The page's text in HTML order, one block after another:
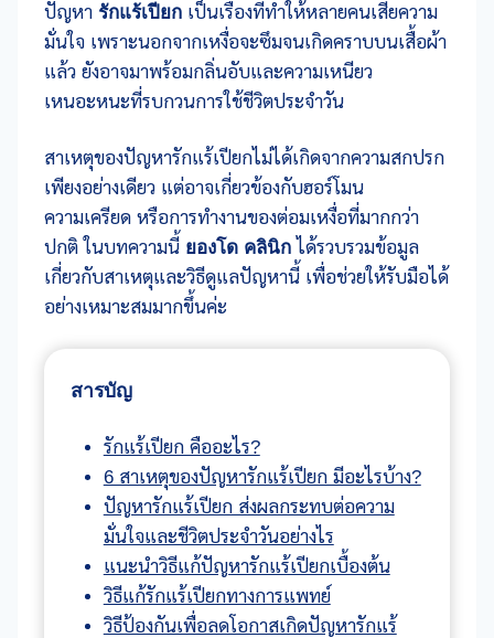
ปัญหา รักแร้เปียก เป็นเรื่องที่ทำให้หลายคนเสียความ
มั่นใจ เพราะนอกจากเหงื่อจะซึมจนเกิดคราบบนเสื้อผ้า
แล้ว ยังอาจมาพร้อมกลิ่นอับและความเหนียว
เหนอะหนะที่รบกวนการใช้ชีวิตประจำวัน
สาเหตุของปัญหารักแร้เปียกไม่ได้เกิดจากความสกปรก
เพียงอย่างเดียว แต่อาจเกี่ยวข้องกับฮอร์โมน
ความเครียด หรือการทำงานของต่อมเหงื่อที่มากกว่า
ปกติ ในบทความนี้ ยองโด คลินิก ได้รวบรวมข้อมูล
เกี่ยวกับสาเหตุและวิธีดูแลปัญหานี้ เพื่อช่วยให้รับมือได้
อย่างเหมาะสมมากขึ้นค่ะ
สารบัญ
รักแร้เปียก คืออะไร?
6 สาเหตุของปัญหารักแร้เปียก มีอะไรบ้าง?
ปัญหารักแร้เปียก ส่งผลกระทบต่อความ
มั่นใจและชีวิตประจำวันอย่างไร
แนะนำวิธีแก้ปัญหารักแร้เปียกเบื้องต้น
วิธีแก้รักแร้เปียกทางการแพทย์
วิธีป้องกันเพื่อลดโอกาสเกิดปัญหารักแร้